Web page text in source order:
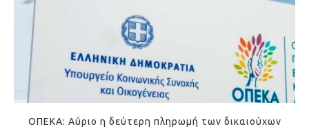
ΟΠΕΚΑ: Αύριο η δεύτερη πληρωμή των δικαιούχων